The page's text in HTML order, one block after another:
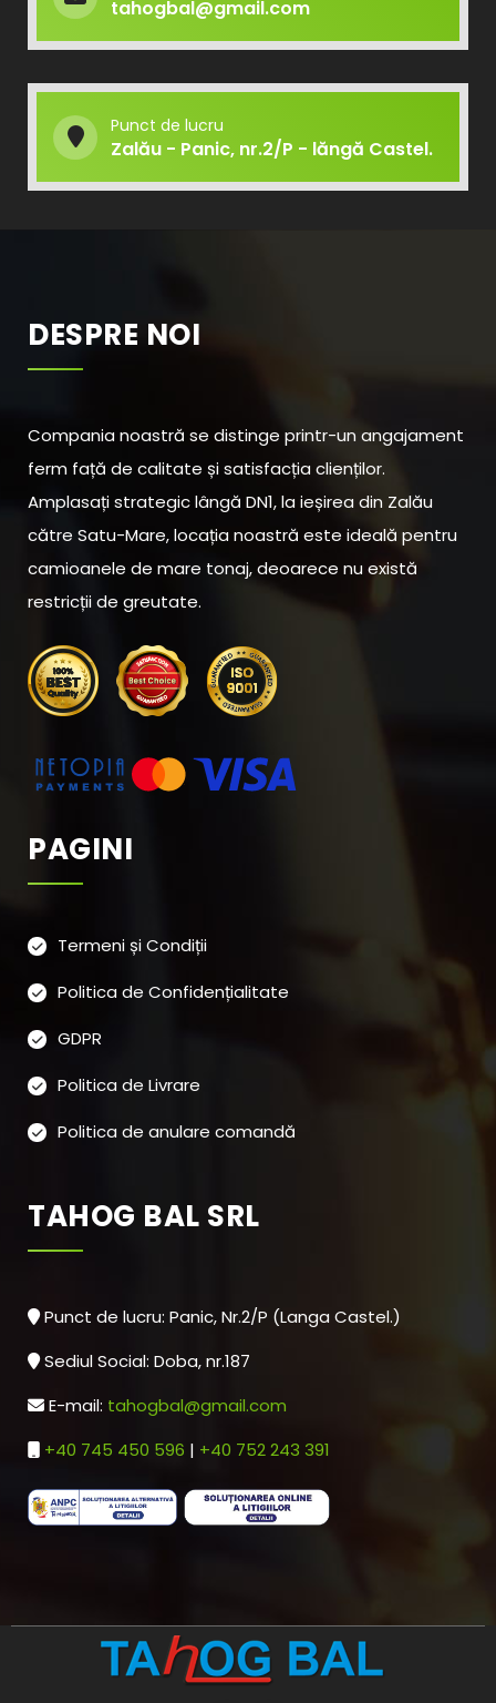
tahogbal@gmail.com
Punct de lucru
Zalău - Panic, nr.2/P - lăngă Castel.
DESPRE NOI
Compania noastră se distinge printr-un angajament
ferm față de calitate și satisfacția clienților.
Amplasați strategic lângă DN1, la ieșirea din Zalău
către Satu-Mare, locația noastră este ideală pentru
camioanele de mare tonaj, deoarece nu există
restricții de greutate.
PAGINI
Termeni și Condiții
Politica de Confidențialitate
GDPR
Politica de Livrare
Politica de anulare comandă
TAHOG BAL SRL
Punct de lucru: Panic, Nr.2/P (Langa Castel.)
Sediul Social: Doba, nr.187
E-mail: tahogbal@gmail.com
+40 745 450 596 | +40 752 243 391